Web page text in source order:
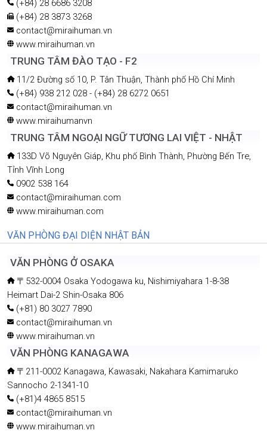
(+84) 28 6686 3208
(+84) 28 3873 3268
contact@miraihuman.vn
www.miraihuman.vn
TRUNG TÂM ĐÀO TẠO - F2
11/2 Đường số 10, P. Tân Thuận, Thành phố Hồ Chí Minh
(+84) 938 212 028 - (+84) 28 6272 0651
contact@miraihuman.vn
www.miraihumanvn
TRUNG TÂM NGOẠI NGỮ TƯƠNG LAI VIỆT - NHẬT
133D Võ Nguyên Giáp, Khu phố Bình Thành, Phường Bến Tre,
Tỉnh Vĩnh Long
0902 538 164
contact@miraihuman.com
www.miraihuman.com
VĂN PHÒNG ĐẠI DIỆN NHẬT BẢN
VĂN PHÒNG Ở OSAKA
〒532-0004 Osaka Yodogawa ku, Nishimiyahara 1-8-38
Heimart Dai-2 Shin-Osaka 806
(+81) 80 3027 7890
contact@miraihuman.vn
www.miraihuman.vn
VĂN PHÒNG KANAGAWA
〒211-0002 Kanagawa, Kawasaki, Nakahara Kamimaruko
Sannocho 2-1341-10
(+81)4 4865 8515
contact@miraihuman.vn
www.miraihuman.vn